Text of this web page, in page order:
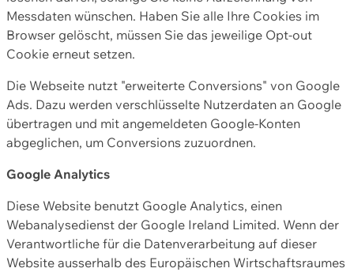
Messdaten wünschen. Haben Sie alle Ihre Cookies im
Browser gelöscht, müssen Sie das jeweilige Opt-out
Cookie erneut setzen.
Die Webseite nutzt "erweiterte Conversions" von Google
Ads. Dazu werden verschlüsselte Nutzerdaten an Google
übertragen und mit angemeldeten Google-Konten
abgeglichen, um Conversions zuzuordnen.
Google Analytics
Diese Website benutzt Google Analytics, einen
Webanalysedienst der Google Ireland Limited. Wenn der
Verantwortliche für die Datenverarbeitung auf dieser
Website ausserhalb des Europäischen Wirtschaftsraumes